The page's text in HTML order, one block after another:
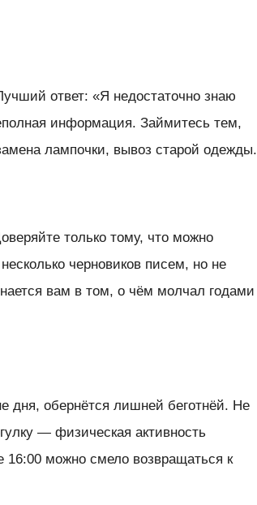
ответ: «Я недостаточно знаю
информация. Займитесь тем,
лампочки, вывоз старой одежды.
только тому, что можно
черновиков писем, но не
вам в том, о чём молчал годами
дня, обернётся лишней беготнёй. Не
— физическая активность
можно смело возвращаться к